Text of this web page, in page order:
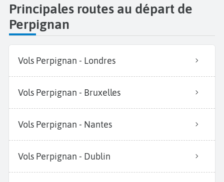
Principales routes au départ de
Perpignan
Vols Perpignan - Londres
Vols Perpignan - Bruxelles
Vols Perpignan - Nantes
Vols Perpignan - Dublin